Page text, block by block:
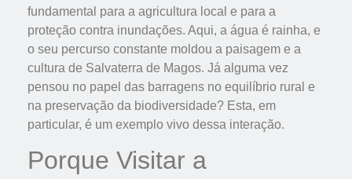
fundamental para a agricultura local e para a
proteção contra inundações. Aqui, a água é rainha, e
o seu percurso constante moldou a paisagem e a
cultura de Salvaterra de Magos. Já alguma vez
pensou no papel das barragens no equilíbrio rural e
na preservação da biodiversidade? Esta, em
particular, é um exemplo vivo dessa interação.
Porque Visitar a